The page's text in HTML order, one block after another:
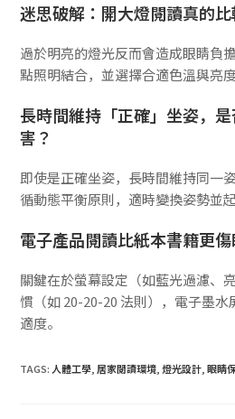
迷思破解：開大燈閱讀真的
過於明亮的燈光反而會造成眼睛負
點照明結合，並選擇合適色溫與亮
長時間維持「正確」坐姿，
害？
即使是正確坐姿，長時間維持同一
循動態平衡原則，適時變換姿勢並起
電子產品閱讀比紙本書籍更傷
關鍵在於螢幕設定（如藍光過濾、
慣（如 20-20-20 法則），電子墨
適度。
TAGS:人體工學, 居家閱讀環境, 燈光設計, 眼睛